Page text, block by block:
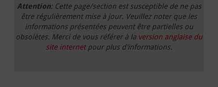
Attention: Cette page/section est susceptible de ne pas
être régulièrement mise à jour. Veuillez noter que les
informations présentées peuvent être partielles ou
obsolètes. Merci de vous référer à la version anglaise du
site internetpour plus d'informations.